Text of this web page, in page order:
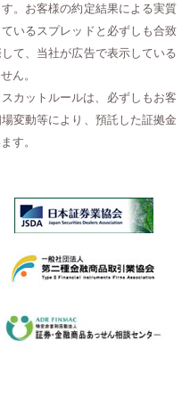
。お客様の約定結果による実質
いるスプレッドと必ずしも合致
て、当社が広告で表示している
ん。
カットルールは、必ずしもお客
変動等により、預託した証拠金
す。